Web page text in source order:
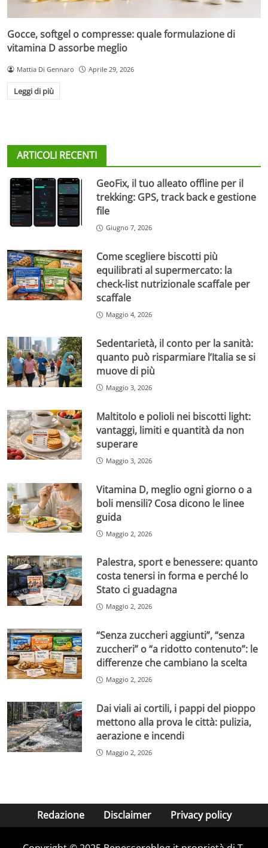
Gocce, softgel o compresse: quale formulazione di
vitamina D assorbe meglio
Mattia Di Gennaro Aprile 29, 2026
Leggi di più
ARTICOLI RECENTI
GeoFix, il tuo alleato offline per il
trekking: GPS, track back e gestione
file
Giugno 7, 2026
Come scegliere biscotti più
equilibrati al supermercato: la
check-list nutrizionale scaffale per
scaffale
Maggio 4, 2026
Sedentarietà, il conto per la sanità:
quanto può risparmiare l’Italia se si
muove di più
Maggio 3, 2026
Maltitolo e polioli nei biscotti light:
vantaggi, limiti e quantità da non
superare
Maggio 3, 2026
Vitamina D, meglio ogni giorno o a
boli mensili? Cosa dicono le linee
guida
Maggio 2, 2026
Palestra, sport e benessere: quanto
costa tenersi in forma e perché lo
Stato ci guadagna
Maggio 2, 2026
“Senza zuccheri aggiunti”, “senza
zuccheri” o “a ridotto contenuto”: le
differenze che cambiano la scelta
Maggio 2, 2026
Dai viali ai cortili, i pappi del pioppo
mettono alla prova le città: pulizia,
aerazione e incendi
Maggio 2, 2026
Redazione Disclaimer Privacy policy